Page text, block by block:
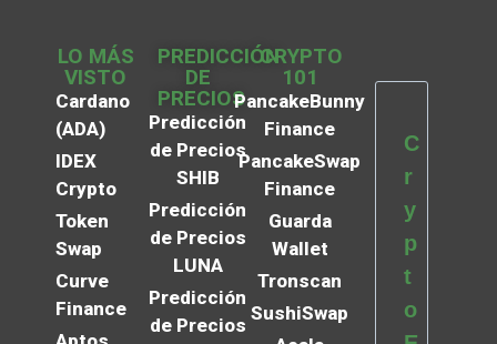
LO MÁS
VISTO
Cardano
(ADA)
IDEX
Crypto
Token
Swap
Curve
Finance
PREDICCIÓN
DE
PRECIOS
Predicción
de Precios
SHIB
Predicción
de Precios
LUNA
Predicción
de Precios
CRYPTO
101
PancakeBunny
Finance
PancakeSwap
Finance
Guarda
Wallet
Tronscan
SushiSwap
C
r
y
p
t
o